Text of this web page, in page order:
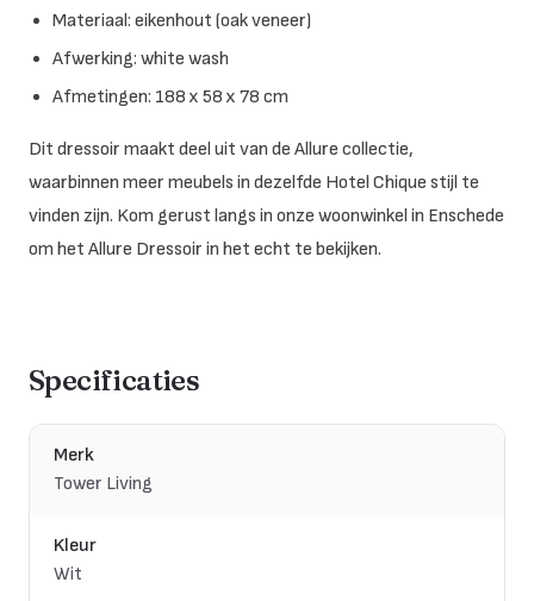
Materiaal: eikenhout (oak veneer)
Afwerking: white wash
Afmetingen: 188 x 58 x 78 cm
Dit dressoir maakt deel uit van de Allure collectie,
waarbinnen meer meubels in dezelfde Hotel Chique stijl te
vinden zijn. Kom gerust langs in onze woonwinkel in Enschede
om het Allure Dressoir in het echt te bekijken.
Specificaties
Merk
Tower Living
Kleur
Wit